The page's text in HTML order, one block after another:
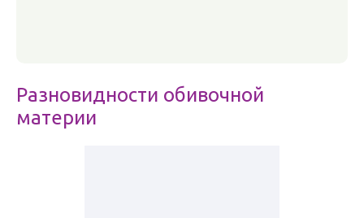
Разновидности обивочной
материи